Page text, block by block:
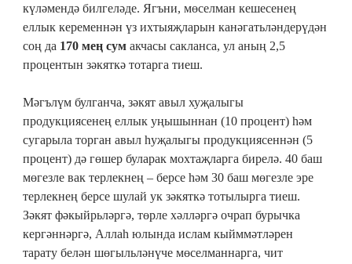
күләмендә билгеләде. Ягъни, мөселман кешесенең
еллык кеременнән үз ихтыяҗларын канәгатьләндерүдән
соң да 170 мең сум акчасы сакланса, ул аның 2,5
процентын зәкяткә тотарга тиеш.
Мәгълүм булганча, зәкят авыл хуҗалыгы
продукциясенең еллык уңышыннан (10 процент) һәм
сугарыла торган авыл һуҗалыгы продукциясеннән (5
процент) дә гөшер буларак мохтаҗларга бирелә. 40 баш
мөгезле вак терлекнең – берсе һәм 30 баш мөгезле эре
терлекнең берсе шулай ук зәкяткә тотылырга тиеш.
Зәкят фәкыйрьләргә, төрле хәлләргә очрап бурычка
кергәннәргә, Аллаһ юлында ислам кыйммәтләрен
тарату белән шөгыльләнүче мөселманнарга, чит